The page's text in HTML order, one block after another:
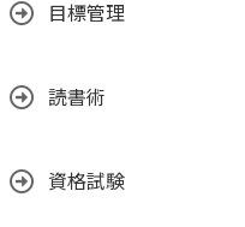
目標管理
読書術
資格試験